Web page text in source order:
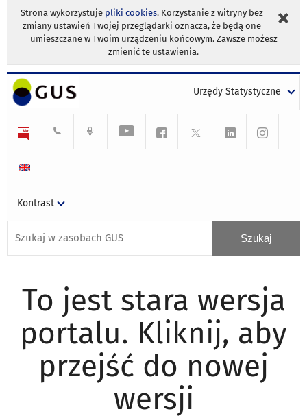
Strona wykorzystuje pliki cookies. Korzystanie z witryny bez
zmiany ustawień Twojej przeglądarki oznacza, że będą one
umieszczane w Twoim urządzeniu końcowym. Zawsze możesz
zmienić te ustawienia.
Urzędy Statystyczne
Kontrast
To jest stara wersja
portalu. Kliknij, aby
przejść do nowej
wersji